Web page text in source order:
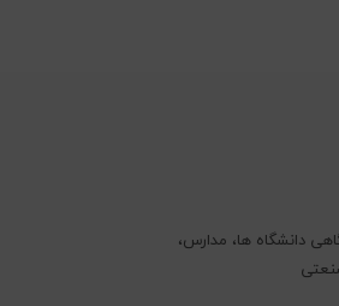
دانشگاه ها، مدارس،